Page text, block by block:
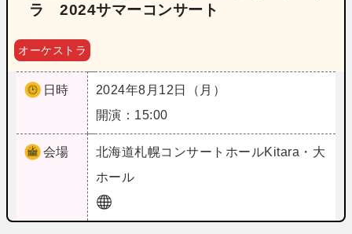
ラ 2024サマーコンサート
オーケストラ
日時
2024年8月12日（月）
開演：15:00
会場 北海道札幌コンサートホールKitara・大
ホール